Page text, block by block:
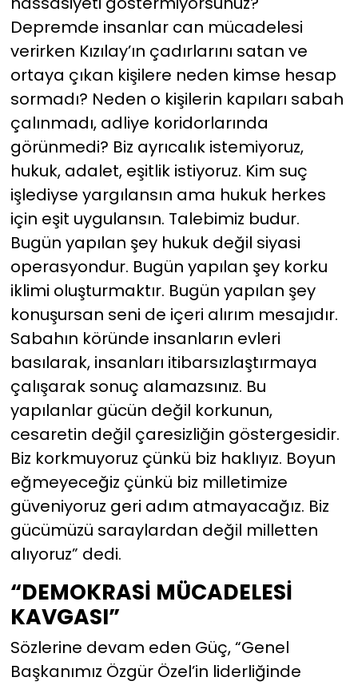
Depremde insanlar can mücadelesi
verirken Kızılay’ın çadırlarını satan ve
ortaya çıkan kişilere neden kimse hesap
sormadı? Neden o kişilerin kapıları sabah
çalınmadı, adliye koridorlarında
görünmedi? Biz ayrıcalık istemiyoruz,
hukuk, adalet, eşitlik istiyoruz. Kim suç
işlediyse yargılansın ama hukuk herkes
için eşit uygulansın. Talebimiz budur.
Bugün yapılan şey hukuk değil siyasi
operasyondur. Bugün yapılan şey korku
iklimi oluşturmaktır. Bugün yapılan şey
konuşursan seni de içeri alırım mesajıdır.
Sabahın köründe insanların evleri
basılarak, insanları itibarsızlaştırmaya
çalışarak sonuç alamazsınız. Bu
yapılanlar gücün değil korkunun,
cesaretin değil çaresizliğin göstergesidir.
Biz korkmuyoruz çünkü biz haklıyız. Boyun
eğmeyeceğiz çünkü biz milletimize
güveniyoruz geri adım atmayacağız. Biz
gücümüzü saraylardan değil milletten
alıyoruz” dedi.
“DEMOKRASİ MÜCADELESİ
KAVGASI”
Sözlerine devam eden Güç, “Genel
Başkanımız Özgür Özel’in liderliğinde